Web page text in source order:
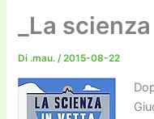
_La
Di .mau./2015-08-22